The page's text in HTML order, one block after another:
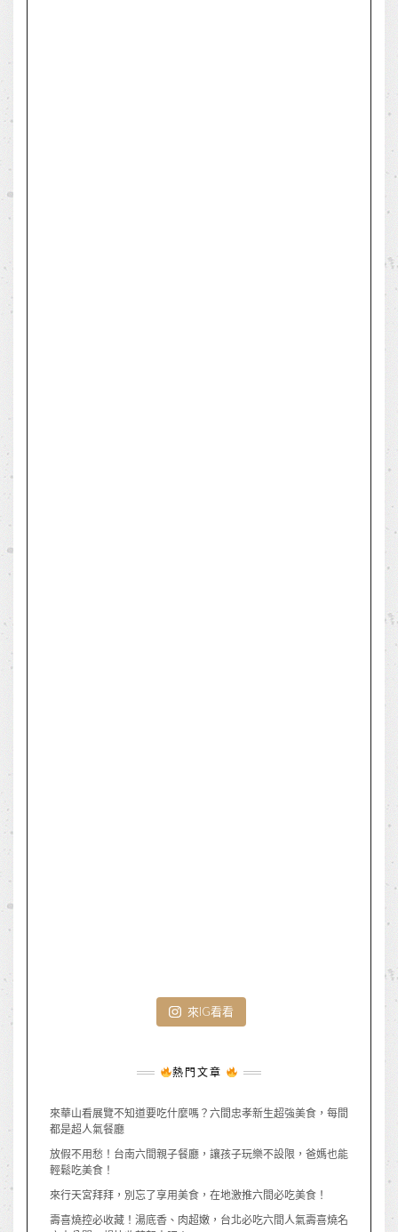
來IG看看
熱門文章
來華山看展覽不知道要吃什麼嗎？六間忠孝新生超強美食，每間
都是超人氣餐廳
放假不用愁！台南六間親子餐廳，讓孩子玩樂不設限，爸媽也能
輕鬆吃美食！
來行天宮拜拜，別忘了享用美食，在地激推六間必吃美食！
壽喜燒控必收藏！湯底香、肉超嫩，台北必吃六間人氣壽喜燒名